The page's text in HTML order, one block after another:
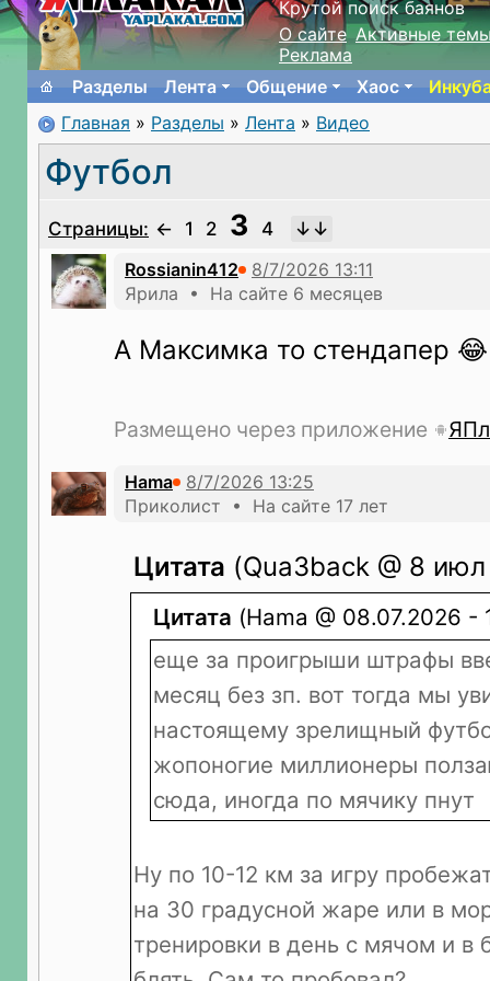
Крутой поиск баянов
О сайте Активные
Реклама
Разделы
Лента Общение Хаос
Главная » Разделы » Лента » Видео
Футбол
Страницы: ← 1 2 3
4
Rossianin412
Ярила • На сайте 6 месяцев
А Максимка то стендапер
Размещено через приложение
Hama
Приколист • На сайте 17 лет
Цитата (Qua3back @ 8
Цитата (Hama @ 08.07.2026 -
еще за проигрыши штрафы
месяц без зп. вот тогда мы
настоящему зрелищный
жопоногие миллионеры
сюда, иногда по мячику пнут
Ну по 10-12 км за игру
на 30 градусной жаре или в
тренировки в день с мячом и в